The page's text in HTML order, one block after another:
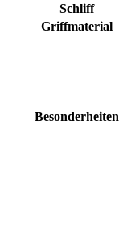
Schliff
Griffmaterial
Besonderheiten